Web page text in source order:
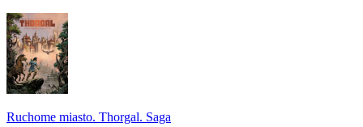
Ruchome miasto. Thorgal. Saga